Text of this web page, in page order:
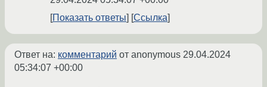
Показать ответы
Ссылка
Ответ на: комментарий от anonymous 29.04.2024
05:34:07 +00:00